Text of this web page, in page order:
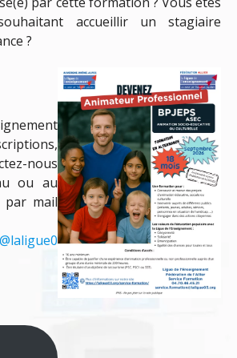
accueillir un stagiaire
?
nous
ou au
par mail